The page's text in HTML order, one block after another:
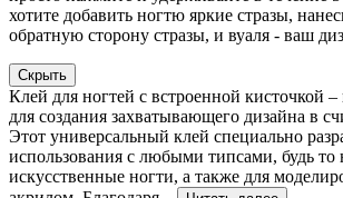
хотите добавить ногтю яркие стразы,
обратную сторону стразы, и вуаля - ваш
Скрыть
Клей для ногтей с встроенной кисточкой
для создания захватывающего дизайна в
Этот универсальный клей специально
использования с любыми типсами, будь то
искусственные ногти, а также для